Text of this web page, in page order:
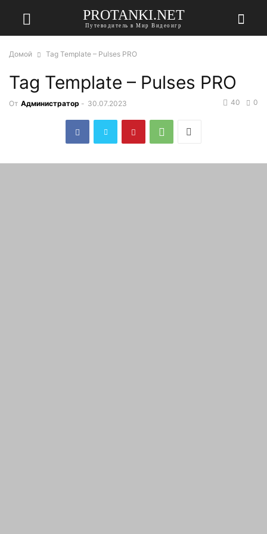
PROTANKI.NET
Путеводитель в Мир Видеоигр
Домой Tag Template – Pulses PRO
Tag Template – Pulses PRO
От Администратор - 30.07.2023 0
40